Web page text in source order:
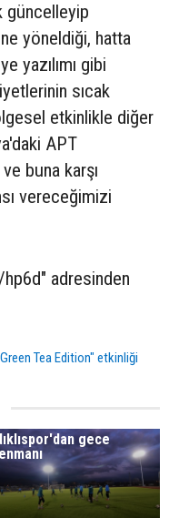
güncelleyip
yöneldiği, hatta
yazılımı gibi
sıcak
etkinlikle diğer
APT
buna karşı
vereceğimizi
adresinden
Tea Edition" etkinliği
gece